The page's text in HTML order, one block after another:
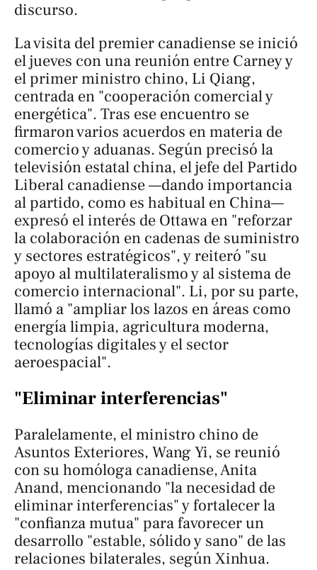
discurso.
La visita del premier canadiense se inició
el jueves con una reunión entre Carney y
el primer ministro chino, Li Qiang,
centrada en "cooperación comercial y
energética". Tras ese encuentro se
firmaron varios acuerdos en materia de
comercio y aduanas. Según precisó la
televisión estatal china, el jefe del Partido
Liberal canadiense —dando importancia
al partido, como es habitual en China—
expresó el interés de Ottawa en "reforzar
la colaboración en cadenas de suministro
y sectores estratégicos", y reiteró "su
apoyo al multilateralismo y al sistema de
comercio internacional". Li, por su parte,
llamó a "ampliar los lazos en áreas como
energía limpia, agricultura moderna,
tecnologías digitales y el sector
aeroespacial".
"Eliminar interferencias"
Paralelamente, el ministro chino de
Asuntos Exteriores, Wang Yi, se reunió
con su homóloga canadiense, Anita
Anand, mencionando "la necesidad de
eliminar interferencias" y fortalecer la
"confianza mutua" para favorecer un
desarrollo "estable, sólido y sano" de las
relaciones bilaterales, según Xinhua.